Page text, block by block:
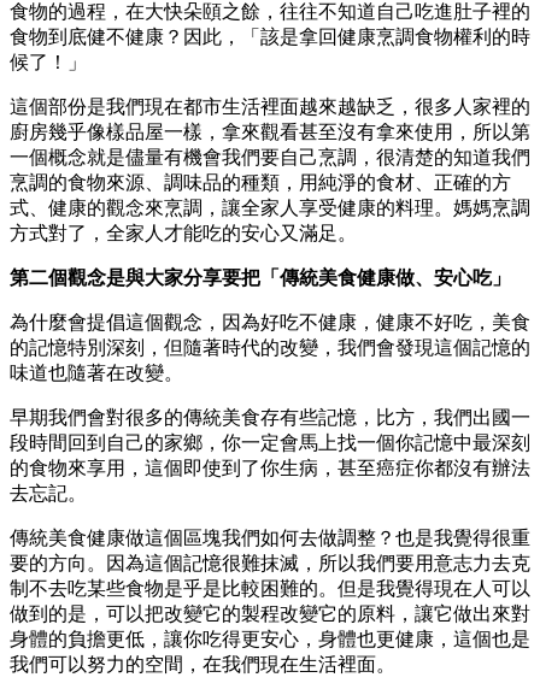
食物的過程，在大快朵頤之餘，往往不知道自己吃進肚子裡的
食物到底健不健康？因此，「該是拿回健康烹調食物權利的時
候了！」
這個部份是我們現在都市生活裡面越來越缺乏，很多人家裡的
廚房幾乎像樣品屋一樣，拿來觀看甚至沒有拿來使用，所以第
一個概念就是儘量有機會我們要自己烹調，很清楚的知道我們
烹調的食物來源、調味品的種類，用純淨的食材、正確的方
式、健康的觀念來烹調，讓全家人享受健康的料理。媽媽烹調
方式對了，全家人才能吃的安心又滿足。
第二個觀念是與大家分享要把「傳統美食健康做、安心吃」
為什麼會提倡這個觀念，因為好吃不健康，健康不好吃，美食
的記憶特別深刻，但隨著時代的改變，我們會發現這個記憶的
味道也隨著在改變。
早期我們會對很多的傳統美食存有些記憶，比方，我們出國一
段時間回到自己的家鄉，你一定會馬上找一個你記憶中最深刻
的食物來享用，這個即使到了你生病，甚至癌症你都沒有辦法
去忘記。
傳統美食健康做這個區塊我們如何去做調整？也是我覺得很重
要的方向。因為這個記憶很難抹滅，所以我們要用意志力去克
制不去吃某些食物是乎是比較困難的。但是我覺得現在人可以
做到的是，可以把改變它的製程改變它的原料，讓它做出來對
身體的負擔更低，讓你吃得更安心，身體也更健康，這個也是
我們可以努力的空間，在我們現在生活裡面。